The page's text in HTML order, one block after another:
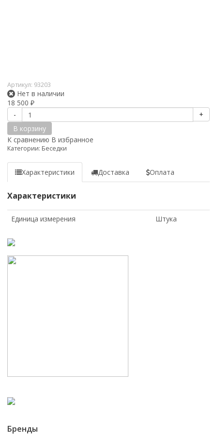
Артикул: 93203
Нет в наличии
18 500 ₽
-
+
В корзину
К сравнению В избранное
Категории: Беседки
Характеристики Доставка Оплата
Характеристики
Единица измерения Штука
Бренды